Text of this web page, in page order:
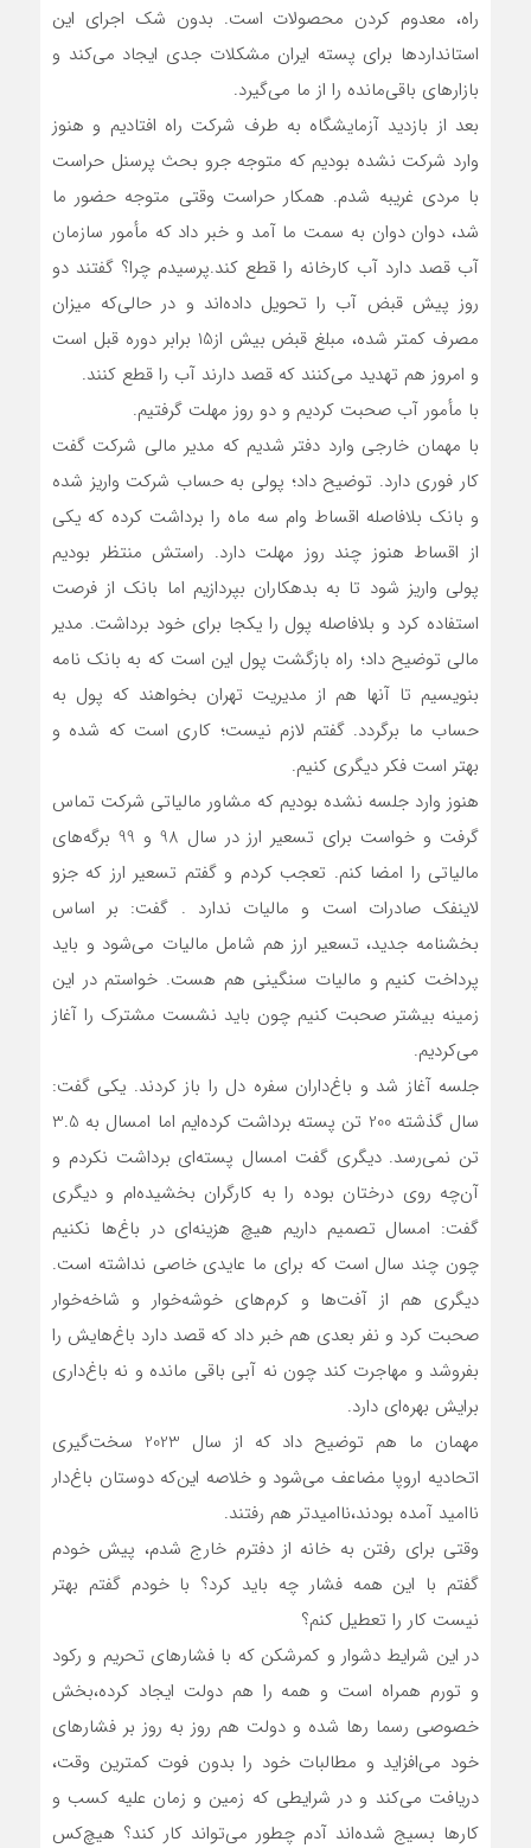
راه، معدوم کردن محصولات است. بدون شک اجرای این
استانداردها برای پسته ایران مشکلات جدی ایجاد می‌کند و
بازارهای باقی‌مانده را از ما می‌گیرد.
بعد از بازدید آزمایشگاه به طرف شرکت راه افتادیم و هنوز
وارد شرکت نشده بودیم که متوجه جرو بحث پرسنل حراست
با مردی غریبه شدم. همکار حراست وقتی متوجه حضور ما
شد، دوان دوان به سمت ما آمد و خبر داد که مأمور سازمان
آب قصد دارد آب کارخانه را قطع کند.پرسیدم چرا؟ گفتند دو
روز پیش قبض آب را تحویل داده‌اند و در حالی‌که میزان
مصرف کمتر شده، مبلغ قبض بيش از15 برابر دوره قبل است
و امروز هم تهدید می‌کنند که قصد دارند آب را قطع کنند.
با مأمور آب صحبت کردیم و دو روز مهلت گرفتیم.
با مهمان خارجی وارد دفتر شدیم که مدیر مالی شرکت گفت
کار فوری دارد. توضیح داد؛ پولی به حساب شرکت واریز شده
و بانک بلافاصله اقساط وام سه ماه را برداشت کرده که یکی
از اقساط هنوز چند روز مهلت دارد. راستش منتظر بودیم
پولی واریز شود تا به بدهکاران بپردازیم اما بانک از فرصت
استفاده کرد و بلافاصله پول را یکجا برای خود برداشت. مدیر
مالی توضیح داد؛ راه بازگشت پول این است که به بانک نامه
بنویسیم تا آنها هم از مديريت تهران بخواهند که پول به
حساب ما برگردد. گفتم لازم نیست؛ کاری است که شده و
بهتر است فکر دیگری کنیم.
هنوز وارد جلسه نشده بودیم که مشاور مالیاتی شرکت تماس
گرفت و خواست برای تسعیر ارز در سال 98 و 99 برگه‌های
مالیاتی را امضا کنم. تعجب کردم و گفتم تسعیر ارز که جزو
لاينفك صادرات است و مالیات ندارد . گفت: بر اساس
بخشنامه جدید، تسعیر ارز هم شامل مالیات می‌شود و باید
پرداخت کنیم و مالیات سنگینی هم هست. خواستم در این
زمینه بیشتر صحبت کنیم چون باید نشست مشترک را آغاز
می‌کردیم.
جلسه آغاز شد و باغ‌داران سفره دل را باز کردند. یکی گفت:
سال گذشته 200 تن پسته برداشت کرده‌ایم اما امسال به 3.5
تن نمی‌رسد. دیگری گفت امسال پسته‌ای برداشت نکردم و
آن‌چه روی درختان بوده را به کارگران بخشیده‌ام و دیگری
گفت: امسال تصمیم داریم هیچ هزینه‌ای در باغ‌ها نکنیم
چون چند سال است که برای ما عایدی خاصی نداشته است.
دیگری هم از آفت‌ها و کرم‌های خوشه‌خوار و شاخه‌خوار
صحبت کرد و نفر بعدی هم خبر داد که قصد دارد باغ‌هایش را
بفروشد و مهاجرت کند چون نه آبی باقی مانده و نه باغ‌داری
برایش بهره‌ای دارد.
مهمان ما هم توضیح داد که از سال 2023 سخت‌گیری
اتحادیه اروپا مضاعف می‌شود و خلاصه این‌که دوستان باغ‌دار
ناامید آمده بودند،ناامیدتر هم رفتند.
وقتی برای رفتن به خانه از دفترم خارج شدم، پیش خودم
گفتم با این همه فشار چه باید کرد؟ با خودم گفتم بهتر
نیست کار را تعطیل کنم؟
در این شرایط دشوار و كمرشكن که با فشارهای تحريم و ركود
و تورم همراه است و همه را هم دولت ایجاد کرده،بخش
خصوصی رسما رها شده و دولت هم روز به روز بر فشارهای
خود می‌افزاید و مطالبات خود را بدون فوت کمترین وقت،
دریافت می‌کند و در شرایطی که زمین و زمان علیه کسب و
کارها بسیج شده‌اند آدم چطور می‌تواند کار کند؟ هیچ‌کس